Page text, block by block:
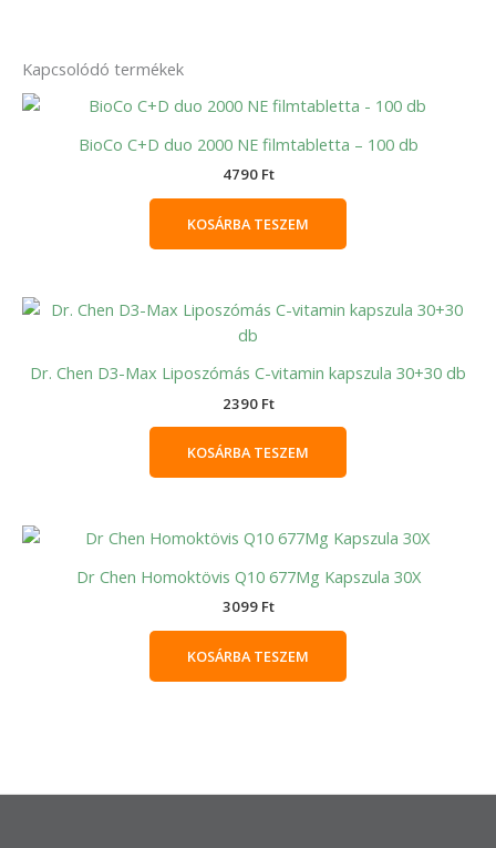
Kapcsolódó termékek
BioCo C+D duo 2000 NE filmtabletta – 100 db
4790 Ft
KOSÁRBA TESZEM
Dr. Chen D3-Max Liposzómás C-vitamin kapszula 30+30 db
2390 Ft
KOSÁRBA TESZEM
Dr Chen Homoktövis Q10 677Mg Kapszula 30X
3099 Ft
KOSÁRBA TESZEM